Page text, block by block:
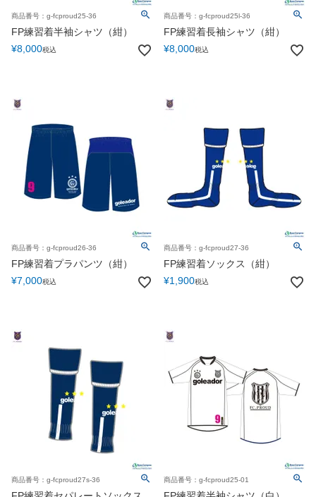
商品番号：g-fcproud25-36
FP練習着半袖シャツ（紺）
¥8,000税込
商品番号：g-fcproud25l-36
FP練習着長袖シャツ（紺）
¥8,000税込
商品番号：g-fcproud26-36
FP練習着プラパンツ（紺）
¥7,000税込
商品番号：g-fcproud27-36
FP練習着ソックス（紺）
¥1,900税込
商品番号：g-fcproud27s-36 商品番号：g-fcproud25-01